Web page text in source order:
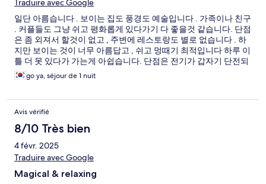
Traduire avec Google
일단 아름습니다 . 보이는 집도 풍경도 예술입니다 . 가족이나 친구
. 커플들도 그냥 쉬고 평화롭게 있다가기 다 좋을것 같습니다. 단점
은 좀 외져서 할것이 없고 , 주변에 레스토랑도 별로 없습니다 . 하
지만 보이는 것이 너무 아름답고 , 쉬고 멍때기 최적입니다 하루 이
틀 더 못 있다가 가는게 아쉽습니다. 단점은 전기가 갑자기 단전되
어 30-40 분동안 있다가 들어왔습니다 . 일하는분이 종종 있다고
하더라구요 . 기반 전기 시설이 핀리핀 시골이라서 미비 한것 같고
별로 였습니다 . 하지만 다시 가고 싶어지는 숙소이며 상당히 매력
적입니다
go ya, séjour de 1 nuit
Avis vérifié
8/10 Très bien
4 févr. 2025
Traduire avec Google
Magical & relaxing